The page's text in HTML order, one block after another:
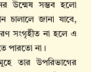
উন্মেষ সম্ভব হলো
চালালে জানা যাবে,
সংগৃহীত না হলে এ
পারতো না।
তার উপরিভাগের